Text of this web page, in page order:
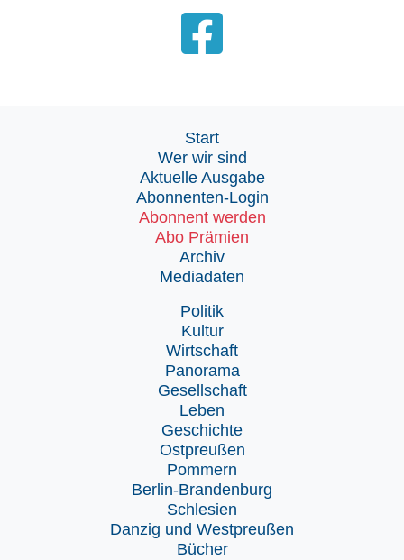
Start
Wer wir sind
Aktuelle Ausgabe
Abonnenten-Login
Abonnent werden
Abo Prämien
Archiv
Mediadaten
Politik
Kultur
Wirtschaft
Panorama
Gesellschaft
Leben
Geschichte
Ostpreußen
Pommern
Berlin-Brandenburg
Schlesien
Danzig und Westpreußen
Bücher